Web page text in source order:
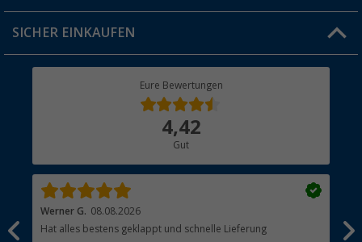
Jobs & Karriere
Rücksendung
SICHER EINKAUFEN
Eure Bewertungen
4,42
Gut
Werner G. 08.08.2026
Hat alles bestens geklappt und schnelle Lieferung